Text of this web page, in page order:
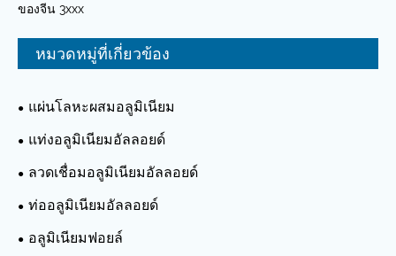
ของจีน 3xxx
หมวดหมู่ที่เกี่ยวข้อง
แผ่นโลหะผสมอลูมิเนียม
แท่งอลูมิเนียมอัลลอยด์
ลวดเชื่อมอลูมิเนียมอัลลอยด์
ท่ออลูมิเนียมอัลลอยด์
อลูมิเนียมฟอยล์